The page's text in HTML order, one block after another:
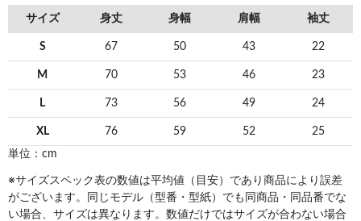
サイズ 身丈 身幅 肩幅 袖丈
S 67 50 43 22
M 70 53 46 23
L 73 56 49 24
XL 76 59 52
25
単位：cm
※サイズスペック表の数値は平均値（目安）であり商品により誤差
がございます。同じモデル（型番・型紙）でも同商品・同品番でな
い場合、サイズは異なります。数値だけではサイズが合わない場合